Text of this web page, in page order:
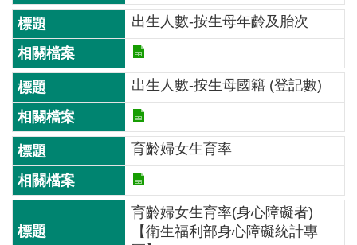
本
部
簡
介
主
題
政
策
訊
快
出生人數-按生母年齡及胎次
出生人數-按生母國籍 (登記數)
育齡婦女生育率
育齡婦女生育率(身心障礙者)
【衛生福利部身心障礙統計專